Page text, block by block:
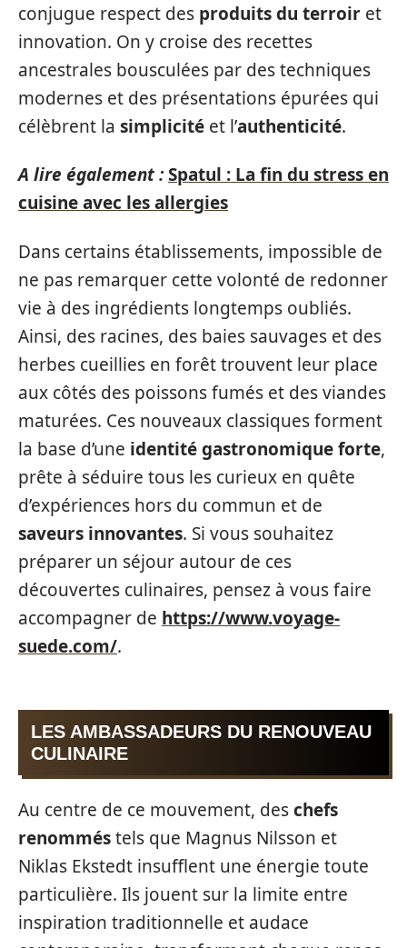
conjugue respect des produits du terroir et
innovation. On y croise des recettes
ancestrales bousculées par des techniques
modernes et des présentations épurées qui
célèbrent la simplicité et l’authenticité.
A lire également :Spatul : La fin du stress en
cuisine avec les allergies
Dans certains établissements, impossible de
ne pas remarquer cette volonté de redonner
vie à des ingrédients longtemps oubliés.
Ainsi, des racines, des baies sauvages et des
herbes cueillies en forêt trouvent leur place
aux côtés des poissons fumés et des viandes
maturées. Ces nouveaux classiques forment
la base d’une identité gastronomique forte,
prête à séduire tous les curieux en quête
d’expériences hors du commun et de
saveurs innovantes. Si vous souhaitez
préparer un séjour autour de ces
découvertes culinaires, pensez à vous faire
accompagner de https://www.voyage-
suede.com/.
LES AMBASSADEURS DU RENOUVEAU
CULINAIRE
Au centre de ce mouvement, deschefs
renomméstels que Magnus Nilsson et
Niklas Ekstedt insufflent une énergie toute
particulière. Ils jouent sur la limite entre
inspiration traditionnelle et audace